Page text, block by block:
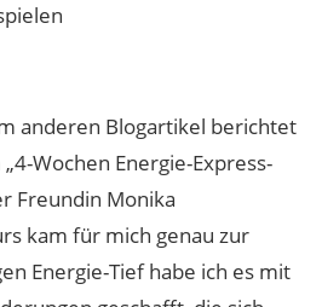
anderen Blogartikel berichtet
Wochen Energie-Express-
Freundin Monika
kam für mich genau zur
Energie-Tief habe ich es mit